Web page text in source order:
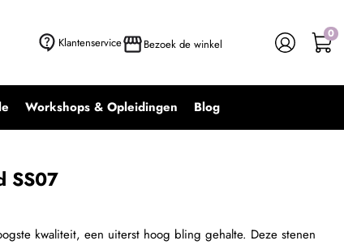
Klantenservice Bezoek de winkel
0
Workshops & Opleidingen Blog
SS07
+ In winkelwagen
kwaliteit, een uiterst hoog bling gehalte. Deze stenen